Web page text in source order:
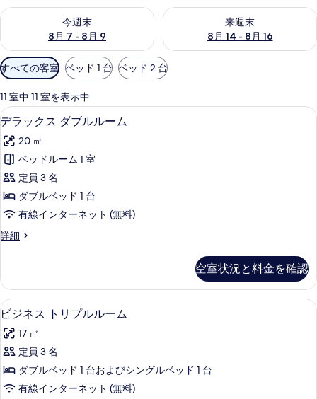
ー
今週末
8月 7 - 8月 9
今週末 8月 7 - 8月 9 の空室状況をチェック
来週末
8月 14 - 8月 16
来週末 8月 14 - 8月 16 の空室
利
用
可
能
な
客
室
の
り
込
み
すべての客室 ベッド 1 台 ベッド 2 台
11 室中 11 室を表示中
デ
ラ
ッ
ク
ス
ダ
ル
ー
ム
の
す
べ
て
の
デラックス ダブルルーム | 羽毛の掛
7
デラックス ダブルルーム
20 ㎡
ベッドルーム 1 室
定員 3 名
ダブルベッド 1 台
有線インターネット (無料)
詳細
デ
ス
ダ
ブ
ル
ー
の
詳
空室状況と料金を確認
ビ
ジ
ネ
ス
ト
ビジネス トリプルルーム | 羽毛の掛
8
ビジネス トリプルルーム
17 ㎡
定員 3 名
ダブルベッド 1 台およびシングルベッド 1 台
有線インターネット (無料)